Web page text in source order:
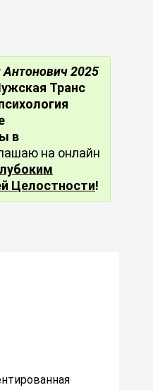
2025
Транс
в
на онлайн
Целостности!